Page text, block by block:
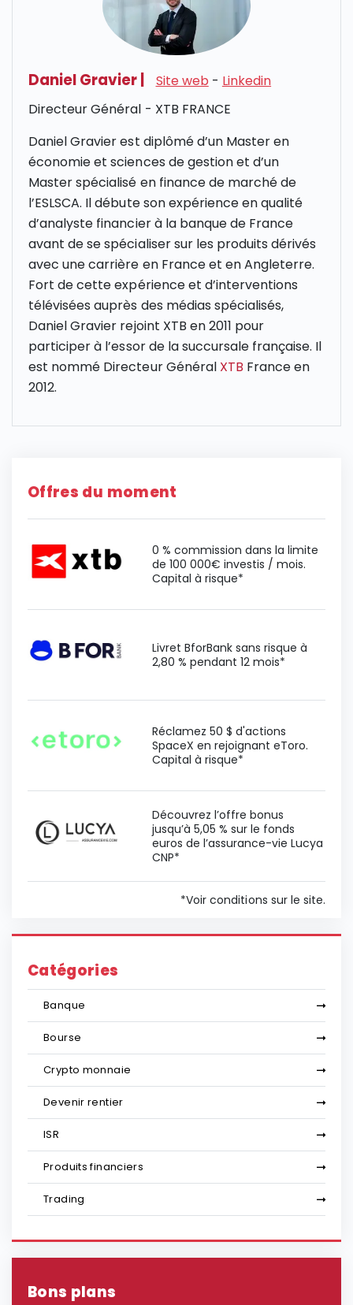
Daniel Gravier Site web - Linkedin
Directeur Général - XTB FRANCE
Daniel Gravier est diplômé d’un Master en
économie et sciences de gestion et d’un
Master spécialisé en finance de marché de
l’ESLSCA. Il débute son expérience en qualité
d’analyste financier à la banque de France
avant de se spécialiser sur les produits dérivés
avec une carrière en France et en Angleterre.
Fort de cette expérience et d’interventions
télévisées auprès des médias spécialisés,
Daniel Gravier rejoint XTB en 2011 pour
participer à l’essor de la succursale française. Il
est nommé Directeur Général XTB France en
2012.
Offres du moment
0 % commission dans la limite
de 100 000€ investis / mois.
Capital à risque*
Livret BforBank sans risque à
2,80 % pendant 12 mois*
Réclamez 50 $ d'actions
SpaceX en rejoignant eToro.
Capital à risque*
Découvrez l’offre bonus
jusqu’à 5,05 % sur le fonds
euros de l’assurance-vie Lucya
CNP*
*Voir conditions sur le site.
Catégories
Banque
Bourse
Crypto monnaie
Devenir rentier
ISR
Produits financiers
Trading
Bons plans